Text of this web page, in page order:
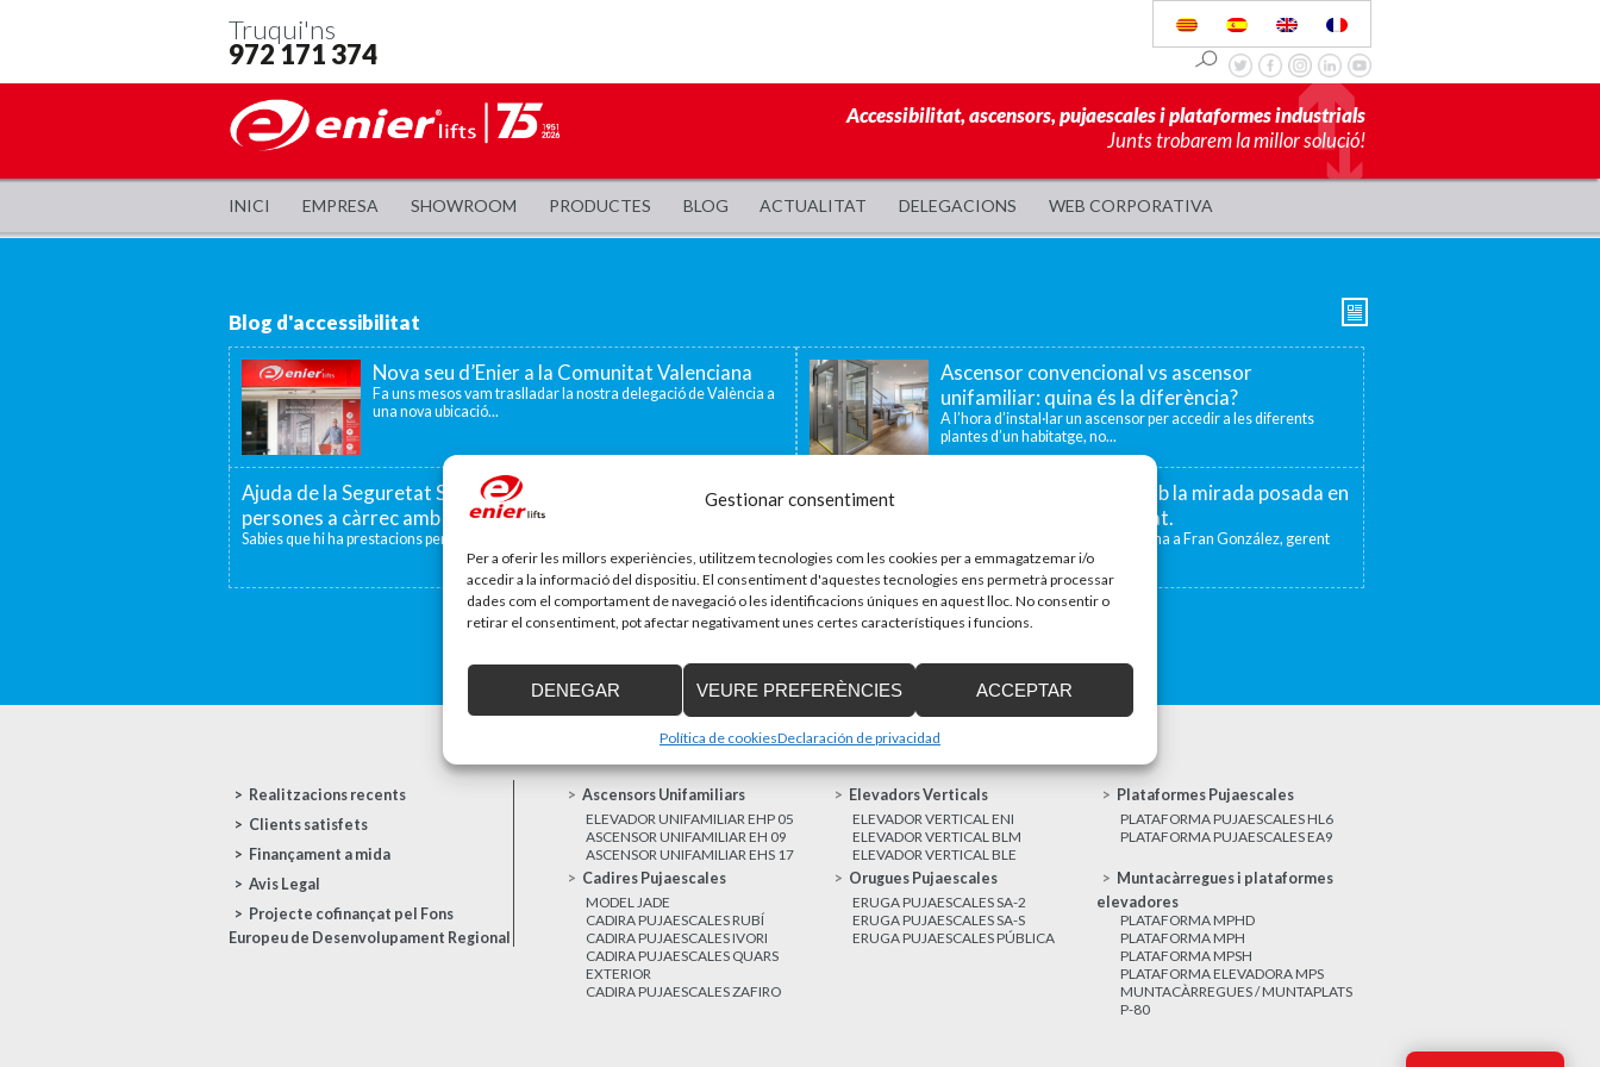
Gestionar consentiment
Per a oferir les millors experiències, utilitzem tecnologies com les cookies per a emmagatzemar i/o
accedir a la informació del dispositiu. El consentiment d'aquestes tecnologies ens permetrà processar
dades com el comportament de navegació o les identificacions úniques en aquest lloc. No consentir o
retirar el consentiment, pot afectar negativament unes certes característiques i funcions.
ACCEPTAR
DENEGAR VEURE PREFERÈNCIES
Política de cookiesDeclaración de privacidad
Truqui'ns
972 171 374
Accessibilitat, ascensors, pujaescales i plataformes industrials
Junts trobarem la millor solució!
INICI EMPRESA SHOWROOM PRODUCTES BLOG ACTUALITAT DELEGACIONS WEB CORPORATIVA
Blog d'accessibilitat
Nova seu d’Enier a la Comunitat Valenciana
Fa uns mesos vam traslladar la nostra delegació de València a
una nova ubicació...
Ascensor convencional vs ascensor
unifamiliar: quina és la diferència?
A l’hora d’instal·lar un ascensor per accedir a les diferents
plantes d’un habitatge, no...
Ajuda de la Seguretat Social per a famílies amb fills o
persones a càrrec amb discapacitat
Sabies que hi ha prestacions per fill o per persones amb discapacitat que estiguin...
Enier celebra 75 anys amb la mirada posada en
la innovació i la proximitat.
Recupera l’entrevista de TV Girona a Fran González, gerent
d’Enier. Aquest passat 17 de...
MÉS NOTÍCIES
Realitzacions recents
Clients satisfets
Finançament a mida
Avis Legal
Projecte cofinançat pel Fons
Europeu de Desenvolupament Regional
Ascensors Unifamiliars
ELEVADOR UNIFAMILIAR EHP 05
ASCENSOR UNIFAMILIAR EH 09
ASCENSOR UNIFAMILIAR EHS 17
Elevadors Verticals
ELEVADOR VERTICAL ENI
ELEVADOR VERTICAL BLM
ELEVADOR VERTICAL BLE
Plataformes Pujaescales
PLATAFORMA PUJAESCALES HL6
PLATAFORMA PUJAESCALES EA9
Cadires Pujaescales
MODEL JADE
CADIRA PUJAESCALES RUBÍ
CADIRA PUJAESCALES IVORI
CADIRA PUJAESCALES QUARS
EXTERIOR
CADIRA PUJAESCALES ZAFIRO
Orugues Pujaescales
ERUGA PUJAESCALES SA-2
ERUGA PUJAESCALES SA-S
ERUGA PUJAESCALES PÚBLICA
Muntacàrregues i plataformes
elevadores
PLATAFORMA MPHD
PLATAFORMA MPH
PLATAFORMA MPSH
PLATAFORMA ELEVADORA MPS
MUNTACÀRREGUES / MUNTAPLATS
P-80